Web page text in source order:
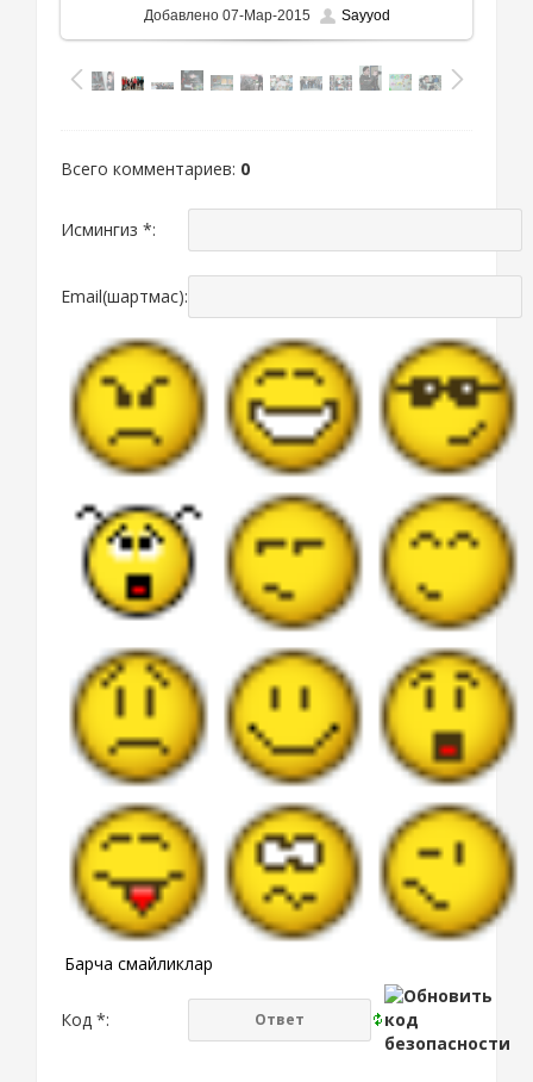
Добавлено07-Мар-2015 Sayyod
Всего комментариев: 0
Исмингиз *:
Email(шартмас):
Барча смайликлар
Код *: